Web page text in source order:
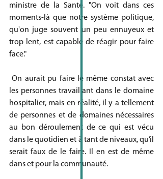
ministre de la Santé. "On voit dans ces
moments-là que notre système politique,
qu'on juge souvent un peu ennuyeux et
trop lent, est capable de réagir pour faire
face."
On aurait pu faire le même constat avec
les personnes travaillant dans le domaine
hospitalier, mais en réalité, il y a tellement
de personnes et de domaines nécessaires
au bon déroulement de ce qui est vécu
dans le quotidien et à tant de niveaux, qu’il
serait faux de le faire. Il en est de même
dans et pour la communauté.